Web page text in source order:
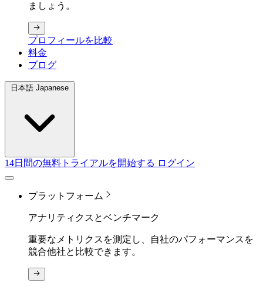
ましょう。
プロフィールを比較
料金
ブログ
14日間の無料トライアルを開始する ログイン
プラットフォーム
アナリティクスとベンチマーク
重要なメトリクスを測定し、自社のパフォーマンスを
競合他社と比較できます。